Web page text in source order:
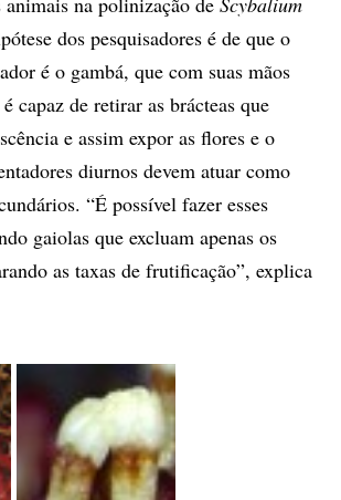
dos pesquisadores é de que o
é o gambá, que com suas mãos
capaz de retirar as brácteas que
e assim expor as flores e o
diurnos devem atuar como
“É possível fazer esses
gaiolas que excluam apenas os
as taxas de frutificação”, explica